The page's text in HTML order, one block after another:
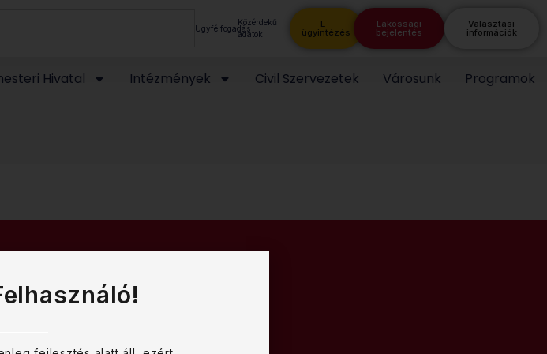
Ügyfélfogadás
Közérdekű
adatok
E-
ügyintézés
Lakossági
bejelentés
Választási
információk
Hivatal Intézmények Civil Szervezetek Városunk Programok